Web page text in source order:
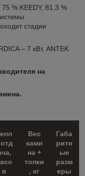
% KEEDY, 81,3 %
стадии
– 7 кВт, ANTEK
на
в
Вес
ками
на +
топки
, кг
Габа
ритн
ые
разм
еры